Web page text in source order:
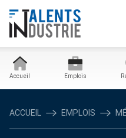
Accueil Emplois
ACCUEIL EMPLOIS